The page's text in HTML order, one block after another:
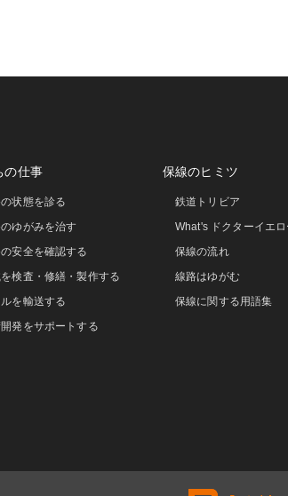
の仕事
状態を診る
ゆがみを治す
安全を確認する
検査・修繕・製作する
を輸送する
発をサポートする
保線のヒミツ
鉄道トリビア
What's ドクターイエロ
保線の流れ
線路はゆがむ
保線に関する用語集